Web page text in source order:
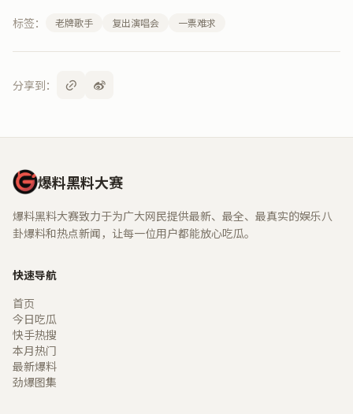
标签： 老牌歌手 复出演唱会 一票难求
分享到：
爆料黑料大赛
爆料黑料大赛致力于为广大网民提供最新、最全、最真实的娱乐八
卦爆料和热点新闻，让每一位用户都能放心吃瓜。
快速导航
首页
今日吃瓜
快手热搜
本月热门
最新爆料
劲爆图集